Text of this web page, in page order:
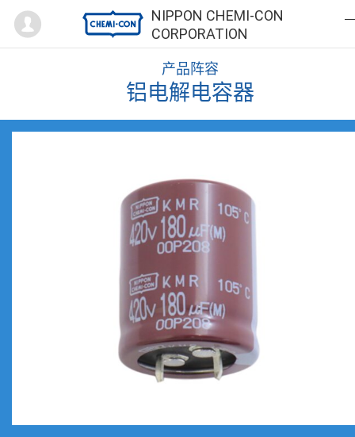
NIPPON CHEMI-CON
CORPORATION
Mypage
产品阵容
铝电解电容器